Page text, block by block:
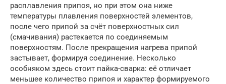
расплавления припоя, но при этом она ниже
температуры плавления поверхностей элементов,
после чего припой за счёт поверхностных сил
(смачивания) растекается по соединяемым
поверхностям. После прекращения нагрева припой
застывает, формируя соединение. Несколько
особняком здесь стоит пайка-сварка: её отличает
меньшее количество припоя и характер формируемого